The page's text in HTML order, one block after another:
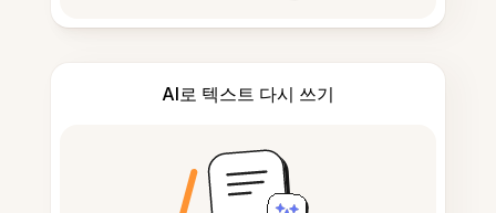
AI로 텍스트 다시 쓰기